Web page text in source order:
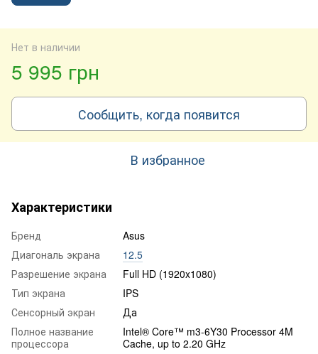
Нет в наличии
5 995 грн
Сообщить, когда появится
В избранное
Характеристики
Бренд
Asus
Диагональ экрана
12.5
Разрешение экрана
Full HD (1920x1080)
Тип экрана
IPS
Сенсорный экран
Да
Полное название
процессора
Intel® Core™ m3-6Y30 Processor 4M
Cache, up to 2.20 GHz